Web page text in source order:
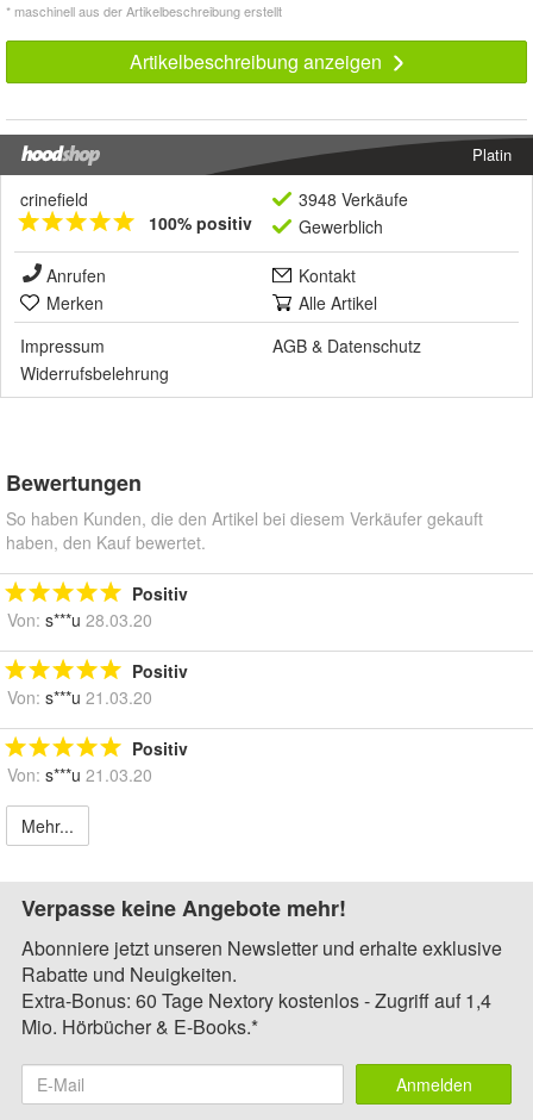
* maschinell aus der Artikelbeschreibung erstellt
Artikelbeschreibung anzeigen
Platin
crinefield
100% positiv
3948 Verkäufe
Gewerblich
Anrufen
Kontakt
Merken
Alle Artikel
Impressum
AGB & Datenschutz
Widerrufsbelehrung
Bewertungen
So haben Kunden, die den Artikel bei diesem Verkäufer gekauft
haben, den Kauf bewertet.
Positiv
Von: s***u 28.03.20
Positiv
Von: s***u 21.03.20
Positiv
Von: s***u 21.03.20
Mehr...
Verpasse keine Angebote mehr!
Abonniere jetzt unseren Newsletter und erhalte exklusive
Rabatte und Neuigkeiten.
Extra-Bonus: 60 Tage Nextory kostenlos - Zugriff auf 1,4
Mio. Hörbücher & E-Books.*
Anmelden